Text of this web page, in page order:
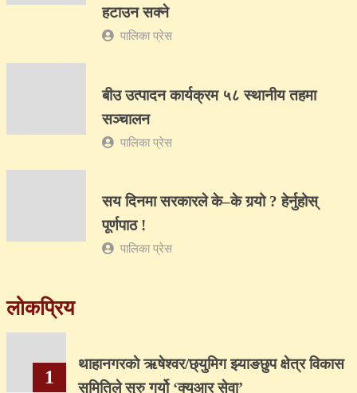
हटाउन सक्ने
पालिका प्रेस
बीउ उत्पादन कार्यक्रम ५८ स्थानीय तहमा
सञ्चालन
पालिका प्रेस
सय दिनमा सरकारले के–के गर्‍यो ? हेर्नुहोस्
पूर्णपाठ !
पालिका प्रेस
लोकप्रिय
1
थाहानगरकाे ऋषेश्वर/छ्युमिग झ्याङछुप क्षेत्र विकास
समितिले सुरु गर्यो ‘क्युआर सेवा’